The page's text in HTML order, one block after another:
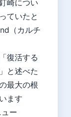
崎につい
ていたと
（カルチ
復活する
と述べた
最大の根
ます
ー